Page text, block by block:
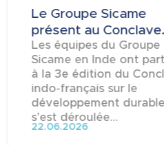
Le Groupe Sicame
présent au
Les équipes du Groupe
Sicame en Inde ont
à la 3e édition du
indo-français sur le
développement
s’est déroulée...
22.06.2026